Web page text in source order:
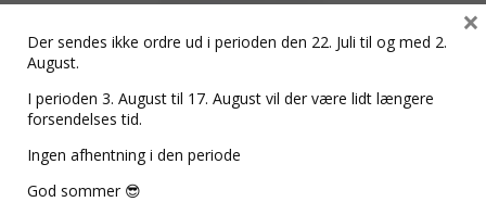
Exfoliating Peeling Socks –
Peeling sok køb 10 stk betal for 9
stk
kr.1.773,00
Der sendes ikke ordre ud i perioden den 22. Juli til og med 2.
August.
I perioden 3. August til 17. August vil der være lidt længere
forsendelses tid.
Ingen afhentning i den periode
God sommer 😎
×